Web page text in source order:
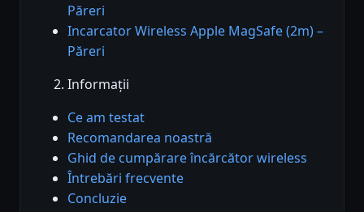
Păreri
Incarcator Wireless Apple MagSafe (2m) –
Păreri
Informații
Ce am testat
Recomandarea noastră
Ghid de cumpărare încărcător wireless
Întrebări frecvente
Concluzie